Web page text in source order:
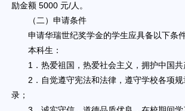
励金额 5000 元/人。
（二）申请条件
申请华瑞世纪奖学金的学生应具备以下条件
本科生：
1．热爱祖国，热爱社会主义，拥护中国共
2．自觉遵守宪法和法律，遵守学校各项规
录；